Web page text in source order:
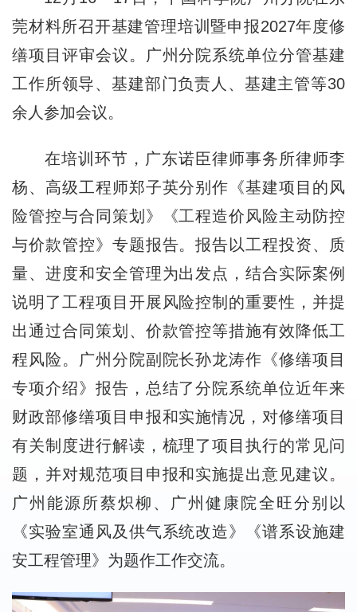
莞材料所召开基建管理培训暨申报2027年度修
缮项目评审会议。广州分院系统单位分管基建
工作所领导、基建部门负责人、基建主管等30
余人参加会议。
在培训环节，广东诺臣律师事务所律师李
杨、高级工程师郑子英分别作《基建项目的风
险管控与合同策划》《工程造价风险主动防控
与价款管控》专题报告。报告以工程投资、质
量、进度和安全管理为出发点，结合实际案例
说明了工程项目开展风险控制的重要性，并提
出通过合同策划、价款管控等措施有效降低工
程风险。广州分院副院长孙龙涛作《修缮项目
专项介绍》报告，总结了分院系统单位近年来
财政部修缮项目申报和实施情况，对修缮项目
有关制度进行解读，梳理了项目执行的常见问
题，并对规范项目申报和实施提出意见建议。
广州能源所蔡炽柳、广州健康院全旺分别以
《实验室通风及供气系统改造》《谱系设施建
安工程管理》为题作工作交流。